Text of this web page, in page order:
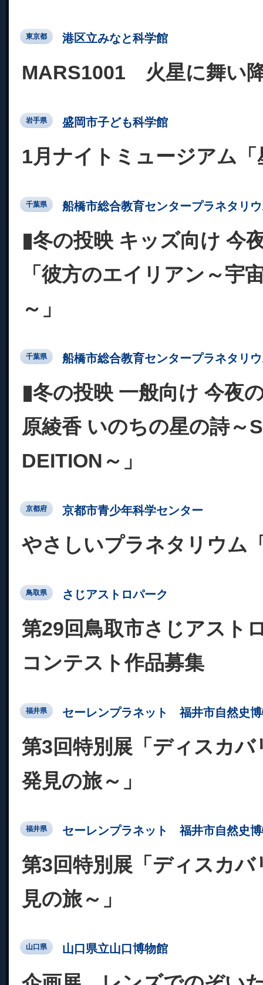
東京都 港区立みなと科学館
MARS1001 火星に舞い
岩手県 盛岡市子ども科学館
1月ナイトミュージアム
千葉県 船橋市総合教育センタープラネタリ
▮冬の投映 キッズ向け 今
「彼方のエイリアン～宇
～」
千葉県 船橋市総合教育センタープラネタリ
▮冬の投映 一般向け 今夜
原綾香 いのちの星の詩～
DEITION～」
京都府 京都市青少年科学センター
やさしいプラネタリウム
鳥取県 さじアストロパーク
第29回鳥取市さじアスト
コンテスト作品募集
福井県 セーレンプラネット 福井市自然史
第3回特別展「ディスカ
発見の旅～」
福井県 セーレンプラネット 福井市自然史
第3回特別展「ディスカ
見の旅～」
山口県 山口県立山口博物館